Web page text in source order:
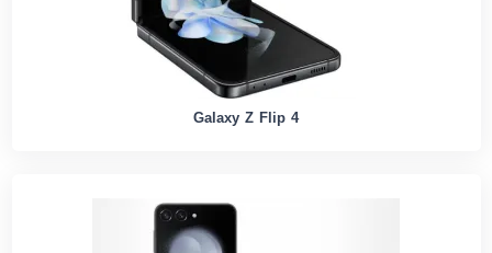
Galaxy Z Flip 4